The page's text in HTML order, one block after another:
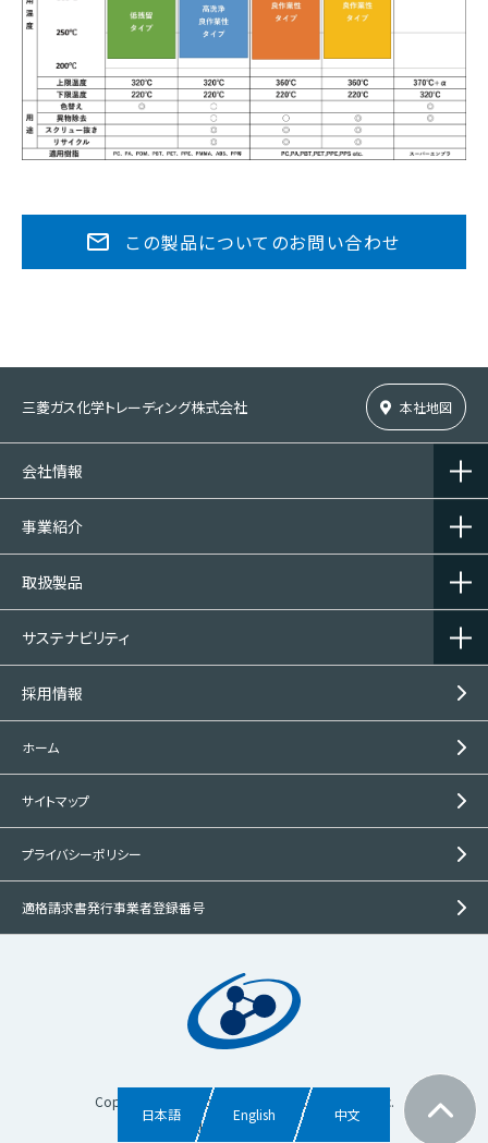
日本語 English 中文
この製品についてのお問い合わせ
三菱ガス化学トレーディング株式会社 本社地図
会社情報
事業紹介
取扱製品
サステナビリティ
採用情報
ホーム
サイトマップ
プライバシーポリシー
適格請求書発行事業者登録番号
Copyright © Mitsubishi Gas Chemical Trading, Inc.
All rights reserved.